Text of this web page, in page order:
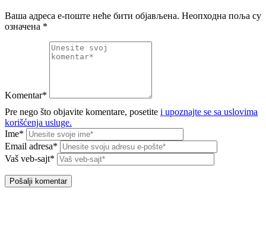
Ваша адреса е-поште неће бити објављена. Неопходна поља су
означена *
Komentar*
Pre nego što objavite komentare, posetite i upoznajte se sa uslovima
korišćenja usluge.
Ime*
Email adresa*
Vaš veb-sajt*